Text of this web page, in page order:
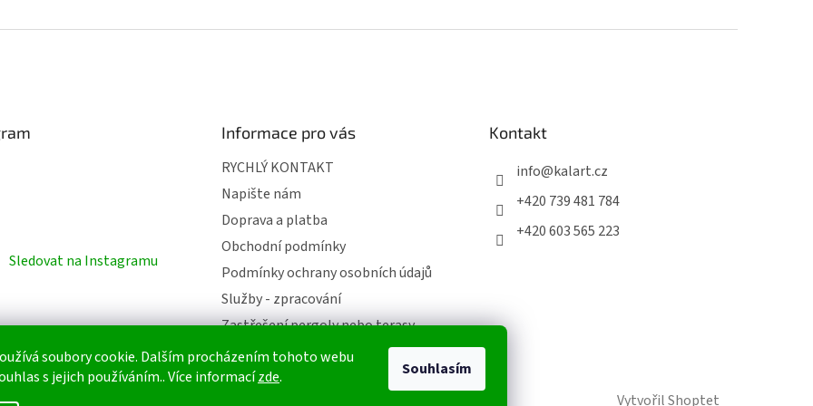
soubory cookie. Dalším procházením tohoto webu
s jejich používáním.. Více informacízde. Souhlasím
Sledovat na Instagramu
Informace pro vás
RYCHLÝ KONTAKT
Napište nám
Doprava a platba
Obchodní podmínky
Podmínky ochrany osobních údajů
Služby - zpracování
Zastřešení pergoly nebo terasy
Kontakt
info@kalart.cz
+420 739 481 784
+420 603 565 223
Vytvořil Shoptet